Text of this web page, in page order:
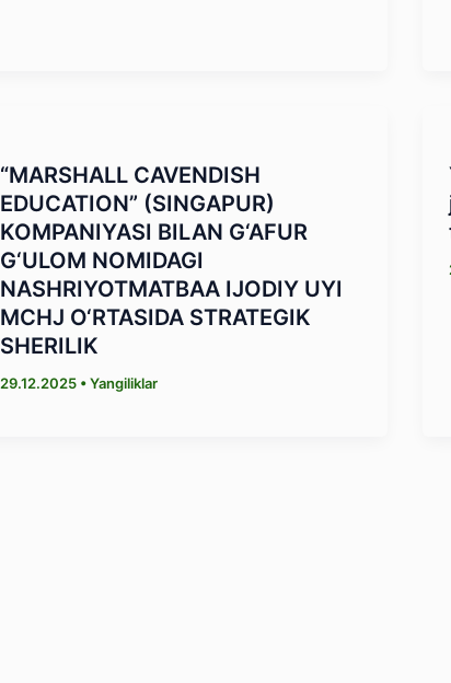
“MARSHALL CAVENDISH
EDUCATION” (SINGAPUR)
KOMPANIYASI BILAN G‘AFUR
G‘ULOM NOMIDAGI
NASHRIYOTMATBAA IJODIY UYI
MCHJ O‘RTASIDA STRATEGIK
SHERILIK
29.12.2025 •Yangiliklar